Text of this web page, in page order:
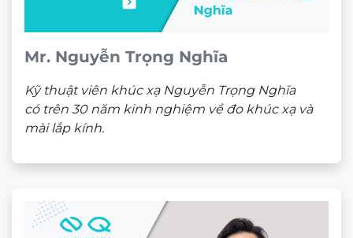
Mr. Nguyễn Trọng Nghĩa
Kỹ thuật viên khúc xạ Nguyễn Trọng Nghĩa
có trên 30 năm kinh nghiệm về đo khúc xạ và
mài lắp kính.